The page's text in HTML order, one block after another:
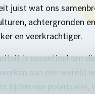
juist wat ons
achtergronden
en veerkrachtiger.
is essentieel om
aan een wereld
tijden van polarisatie,